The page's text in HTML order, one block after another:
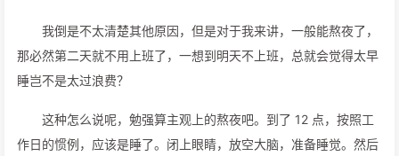
我倒是不太清楚其他原因，但是对于我来讲，一般能熬夜了，
那必然第二天就不用上班了，一想到明天不上班，总就会觉得太早
睡岂不是太过浪费？
这种怎么说呢，勉强算主观上的熬夜吧。到了 12 点，按照工
作日的惯例，应该是睡了。闭上眼睛，放空大脑，准备睡觉。然后